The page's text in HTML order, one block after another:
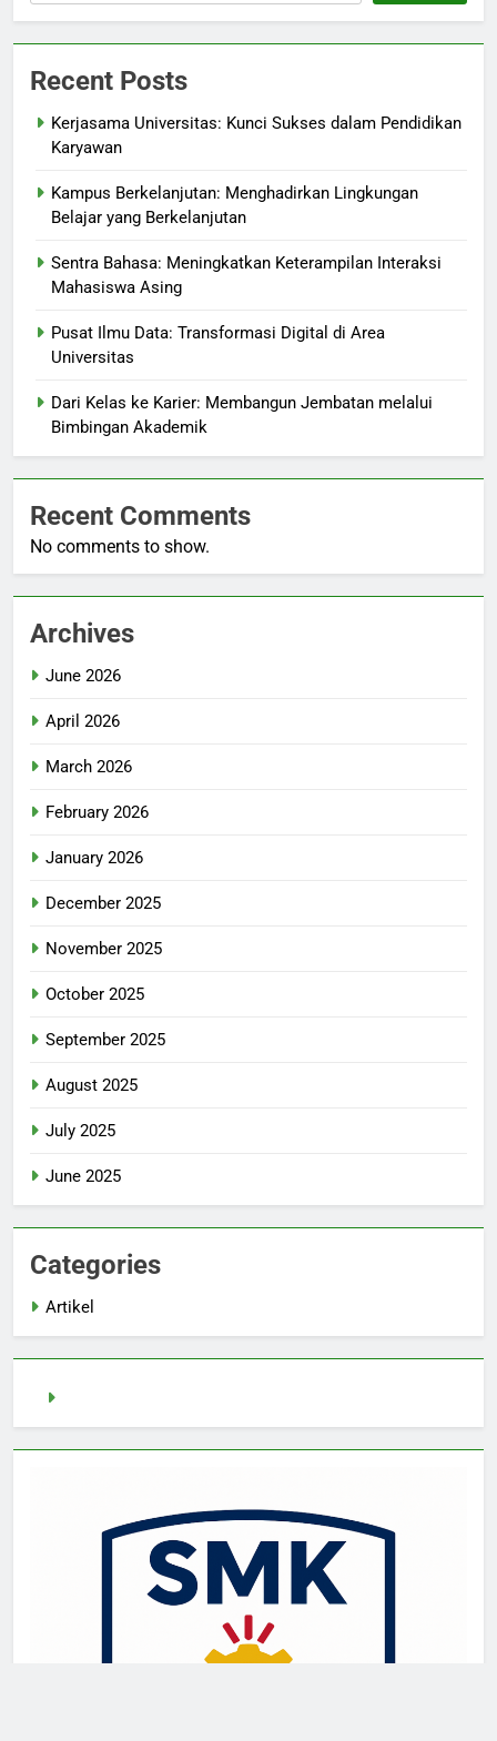
Recent Posts
Kerjasama Universitas: Kunci Sukses dalam Pendidikan
Karyawan
Kampus Berkelanjutan: Menghadirkan Lingkungan
Belajar yang Berkelanjutan
Sentra Bahasa: Meningkatkan Keterampilan Interaksi
Mahasiswa Asing
Pusat Ilmu Data: Transformasi Digital di Area
Universitas
Dari Kelas ke Karier: Membangun Jembatan melalui
Bimbingan Akademik
Recent Comments
No comments to show.
Archives
June 2026
April 2026
March 2026
February 2026
January 2026
December 2025
November 2025
October 2025
September 2025
August 2025
July 2025
June 2025
Categories
Artikel